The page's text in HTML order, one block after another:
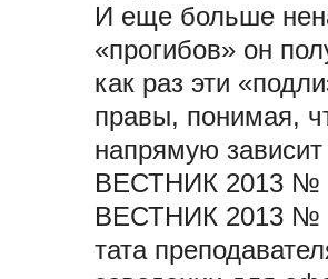
И еще больше
«прогибов» он
как раз эти
правы, понимая,
напрямую зависит
ВЕСТНИК 2013 №
ВЕСТНИК 2013 №
тата